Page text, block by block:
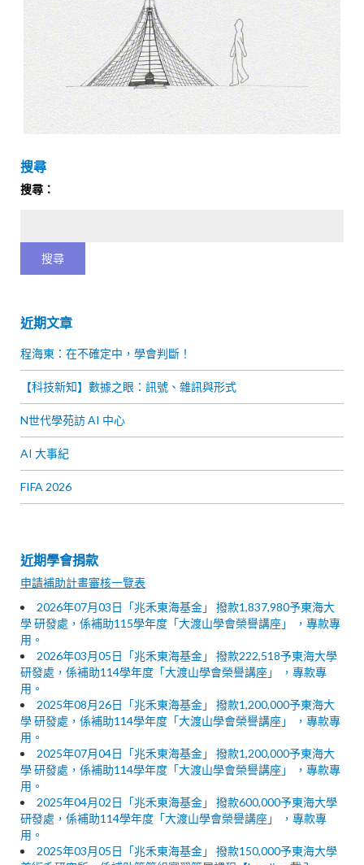
搜尋
搜尋：
近期文章
程海東：在不確定中，學會判斷！
【科技新知】數據之眼：訊號、雜訊與形式
N世代學苑訪 AI 中心
AI 大事紀
FIFA 2026
近期學會捐款
申請補助計畫審核一覽表
2026年07月03日「兆禾東海基金」 撥款1,837,980予東海大
學 研發處，係補助115學年度「大渡山學會榮譽講座」 ，專款專
用。
2026年03月05日「兆禾東海基金」 撥款222,518予東海大學
研發處，係補助114學年度「大渡山學會榮譽講座」 ，專款專
用。
2025年08月26日「兆禾東海基金」 撥款1,200,000予東海大
學 研發處，係補助114學年度「大渡山學會榮譽講座」 ，專款專
用。
2025年07月04日「兆禾東海基金」 撥款1,200,000予東海大
學 研發處，係補助114學年度「大渡山學會榮譽講座」 ，專款專
用。
2025年04月02日「兆禾東海基金」 撥款600,000予東海大學
研發處，係補助114學年度「大渡山學會榮譽講座」 ，專款專
用。
2025年03月05日「兆禾東海基金」 撥款150,000予東海大學